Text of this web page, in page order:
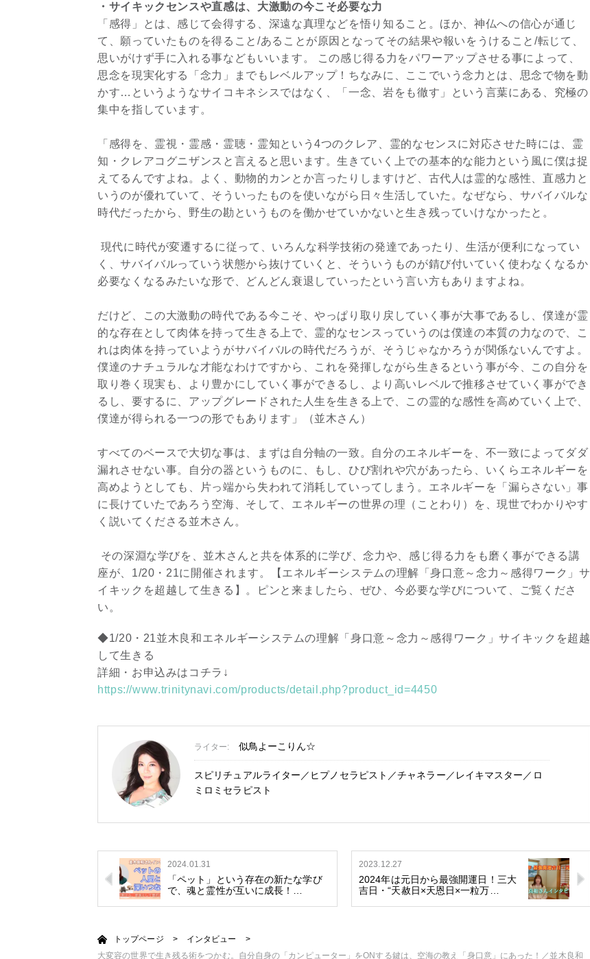
・サイキックセンスや直感は、大激動の今こそ必要な力
「感得」とは、感じて会得する、深遠な真理などを悟り知ること。ほか、神仏への信心が通じ
て、願っていたものを得ること/あることが原因となってその結果や報いをうけること/転じて、
思いがけず手に入れる事などもいいます。 この感じ得る力をパワーアップさせる事によって、
思念を現実化する「念力」までもレベルアップ！ちなみに、ここでいう念力とは、思念で物を動
かす…というようなサイコキネシスではなく、「一念、岩をも徹す」という言葉にある、究極の
集中を指しています。
「感得を、霊視・霊感・霊聴・霊知という4つのクレア、霊的なセンスに対応させた時には、霊
知・クレアコグニザンスと言えると思います。生きていく上での基本的な能力という風に僕は捉
えてるんですよね。よく、動物的カンとか言ったりしますけど、古代人は霊的な感性、直感力と
いうのが優れていて、そういったものを使いながら日々生活していた。なぜなら、サバイバルな
時代だったから、野生の勘というものを働かせていかないと生き残っていけなかったと。
現代に時代が変遷するに従って、いろんな科学技術の発達であったり、生活が便利になってい
く、サバイバルっていう状態から抜けていくと、そういうものが錆び付いていく使わなくなるか
必要なくなるみたいな形で、どんどん衰退していったという言い方もありますよね。
だけど、この大激動の時代である今こそ、やっぱり取り戻していく事が大事であるし、僕達が霊
的な存在として肉体を持って生きる上で、霊的なセンスっていうのは僕達の本質の力なので、こ
れは肉体を持っていようがサバイバルの時代だろうが、そうじゃなかろうが関係ないんですよ。
僕達のナチュラルな才能なわけですから、これを発揮しながら生きるという事が今、この自分を
取り巻く現実も、より豊かにしていく事ができるし、より高いレベルで推移させていく事ができ
るし、要するに、アップグレードされた人生を生きる上で、この霊的な感性を高めていく上で、
僕達が得られる一つの形でもあります」（並木さん）
すべてのベースで大切な事は、まずは自分軸の一致。自分のエネルギーを、不一致によってダダ
漏れさせない事。自分の器というものに、もし、ひび割れや穴があったら、いくらエネルギーを
高めようとしても、片っ端から失われて消耗していってしまう。エネルギーを「漏らさない」事
に長けていたであろう空海、そして、エネルギーの世界の理（ことわり）を、現世でわかりやす
く説いてくださる並木さん。
その深淵な学びを、並木さんと共を体系的に学び、念力や、感じ得る力をも磨く事ができる講
座が、1/20・21に開催されます。【エネルギーシステムの理解「身口意～念力～感得ワーク」サ
イキックを超越して生きる】。ピンと来ましたら、ぜひ、今必要な学びについて、ご覧くださ
い。
◆1/20・21並木良和エネルギーシステムの理解「身口意～念力～感得ワーク」サイキックを超越
して生きる
詳細・お申込みはコチラ↓
https://www.trinitynavi.com/products/detail.php?product_id=4450
ライター: 似鳥よーこりん☆
スピリチュアルライター／ヒプノセラピスト／チャネラー／レイキマスター／ロ
ミロミセラピスト
2024.01.31
「ペット」という存在の新たな学び
で、魂と霊性が互いに成長！…
2023.12.27
2024年は元日から最強開運日！三大
吉日・“天赦日×天恩日×一粒万…
トップページ > インタビュー
>
大変容の世界で生き残る術をつかむ。自分自身の「カンピューター」をONする鍵は、空海の教え「身口意」にあった！／並木良和
2026年9月開催! トレイシ
ーアッシュオン...
Shop